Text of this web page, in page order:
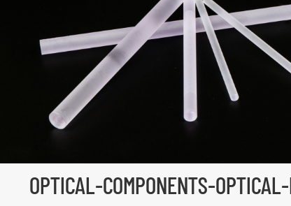
OPTICAL-COMPONENTS-